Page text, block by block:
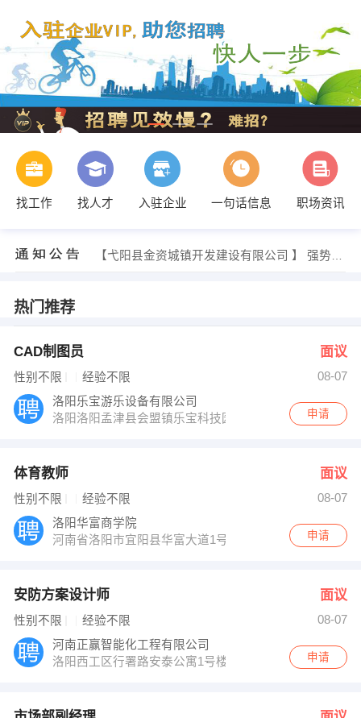
找工作 找人才 入驻企业 一句话信息 职场资讯
【弋阳县金资城镇开发建设有限公司 】 强势入驻
李经理 发布 [市场部副经理 ] 招聘信息
杨先生 发布 [屠宰车间熟练工 ] 招聘信息
【弋阳县金资城镇开发建设有限公司 】 强势入驻
热门推荐
CAD制图员 面议
性别不限 经验不限
08-07
洛阳乐宝游乐设备有限公司
洛阳洛阳孟津县会盟镇乐宝科技园
申请
体育教师 面议
性别不限 经验不限
08-07
洛阳华富商学院
河南省洛阳市宜阳县华富大道1号宜阳县职业教育中心
申请
安防方案设计师 面议
性别不限 经验不限
08-07
河南正赢智能化工程有限公司
洛阳西工区行署路安泰公寓1号楼
申请